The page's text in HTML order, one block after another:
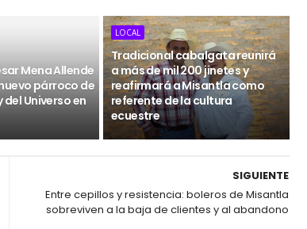
Mena Allende
párroco de
del Universo en
LOCAL
Tradicional cabalgata reunirá
a más de mil 200 jinetes y
reafirmará a Misantla como
referente de la cultura
ecuestre
SIGUIENTE
Entre cepillos y resistencia: boleros de Misantla
sobreviven a la baja de clientes y al abandono